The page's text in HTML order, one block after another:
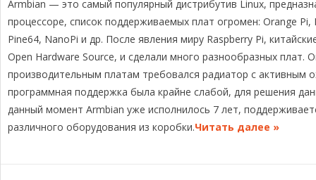
l
e
g
r
a
m
c
e
b
o
o
k
r
e
a
d
s
p
y
L
i
n
k
п
р
а
в
и
т
ь
Armbian — это самый популярный дистрибутив Linux,
процессоре, список поддерживаемых плат огромен: Orange
Pine64, NanoPi и др. После явления миру Raspberry Pi,
Open Hardware Source, и сделали много разнообразных
производительным платам требовался радиатор с активным
программная поддержка была крайне слабой, для решения
данный момент Armbian уже исполнилось 7 лет,
различного оборудования из коробки.Читать далее »